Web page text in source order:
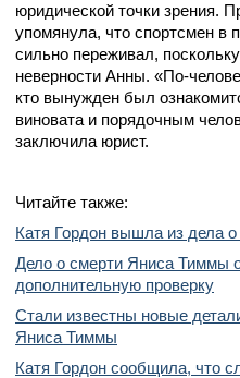
юридической точки зрения.
упомянула, что спортсмен в
сильно переживал,
неверности Анны. «По-
кто вынужден был
виновата и порядочным
заключила юрист.
Читайте также:
Катя Гордон вышла из дела
Дело о смерти Яниса Тиммы
дополнительную проверку
Стали известны новые
Яниса Тиммы
Катя Гордон сообщила, что